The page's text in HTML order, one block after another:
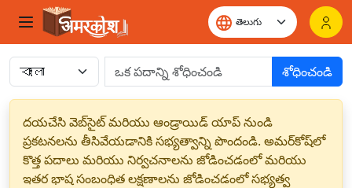
శోధించండి
దయచేసి వెబ్‌సైట్ మరియు ఆండ్రాయిడ్ యాప్ నుండి
ప్రకటనలను తీసివేయడానికి సభ్యత్వాన్ని పొందండి. అమర్‌కోష్‌లో
కొత్త పదాలు మరియు నిర్వచనాలను జోడించడంలో మరియు
ఇతర భాష సంబంధిత లక్షణాలను జోడించడంలో సభ్యత్వ